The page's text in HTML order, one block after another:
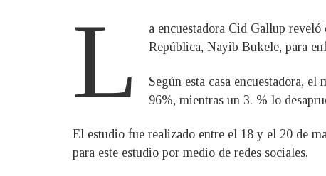
L
a encuestadora Cid Gallup reveló
República, Nayib Bukele, para
Según esta casa encuestadora,
96%, mientras un 3. % lo
El estudio fue realizado entre el 18 y el 20 de
para este estudio por medio de redes sociales.